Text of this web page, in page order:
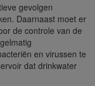
gevolgen
Daarnaast moet er
de controle van de
en virussen te
dat drinkwater